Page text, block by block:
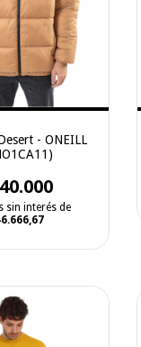
- ONEILL
sin interés de